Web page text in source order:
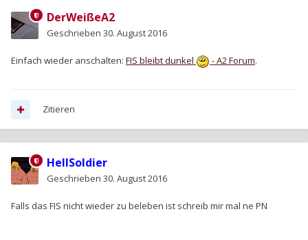
DerWeißeA2
Geschrieben 30. August 2016
Einfach wieder anschalten: FIS bleibt dunkel - A2 Forum.
Zitieren
HellSoldier
Geschrieben 30. August 2016
Falls das FIS nicht wieder zu beleben ist schreib mir mal ne PN